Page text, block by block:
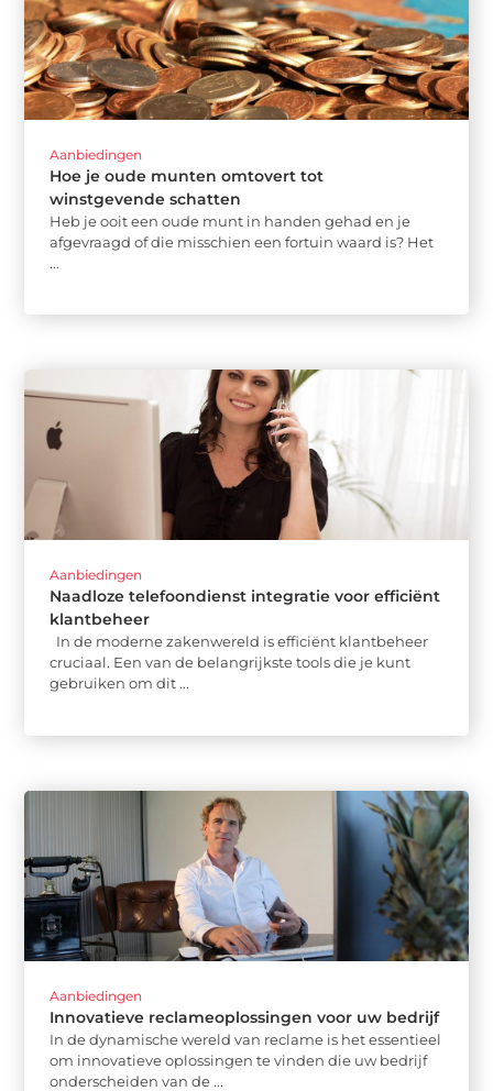
Aanbiedingen
Hoe je oude munten omtovert tot
winstgevende schatten
Heb je ooit een oude munt in handen gehad en je
afgevraagd of die misschien een fortuin waard is? Het
...
Aanbiedingen
Naadloze telefoondienst integratie voor efficiënt
klantbeheer
In de moderne zakenwereld is efficiënt klantbeheer
cruciaal. Een van de belangrijkste tools die je kunt
gebruiken om dit ...
Aanbiedingen
Innovatieve reclameoplossingen voor uw bedrijf
In de dynamische wereld van reclame is het essentieel
om innovatieve oplossingen te vinden die uw bedrijf
onderscheiden van de ...